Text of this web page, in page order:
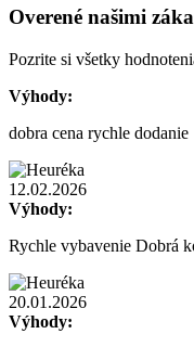
Overené našimi
Pozrite si všetky
Výhody:
dobra cena rychle dodanie
12.02.2026
Výhody:
Rychle vybavenie Dobrá
20.01.2026
Výhody: